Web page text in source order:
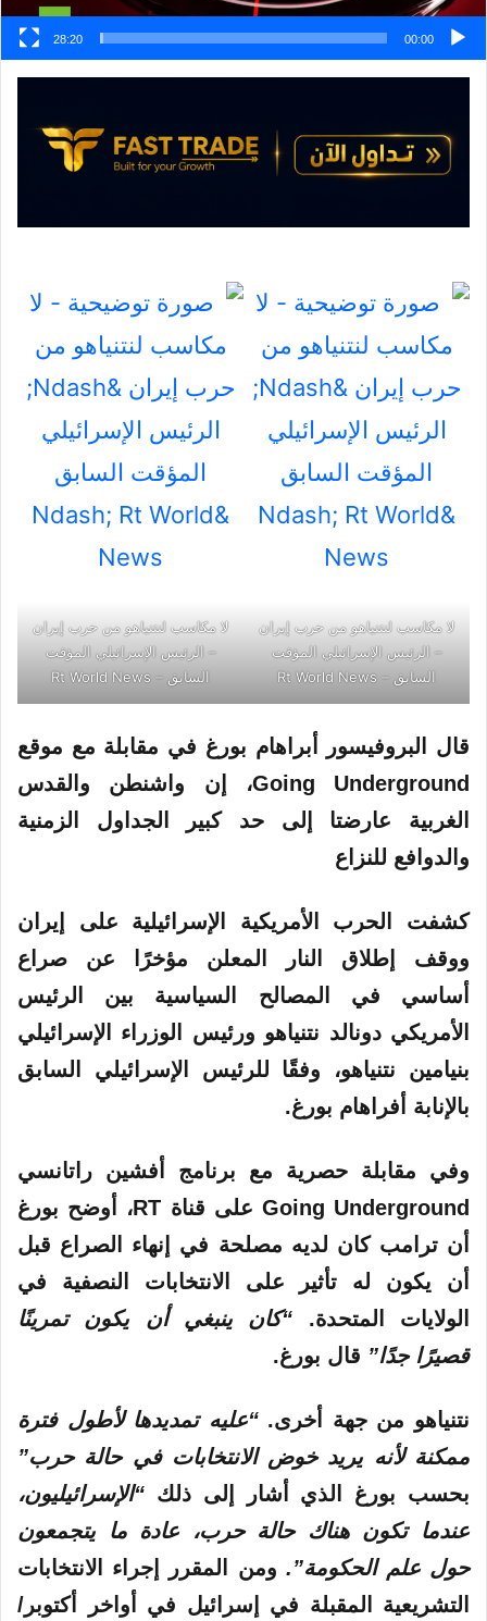
00:00
28:20
لا مكاسب لنتنياهو من حرب إيران
– الرئيس الإسرائيلي المؤقت
السابق – Rt World News
لا مكاسب لنتنياهو من حرب إيران
– الرئيس الإسرائيلي المؤقت
السابق – Rt World News
قال البروفيسور أبراهام بورغ في مقابلة مع موقع
Going Underground، إن واشنطن والقدس
الغربية عارضتا إلى حد كبير الجداول الزمنية
والدوافع للنزاع
كشفت الحرب الأمريكية الإسرائيلية على
إيران
ووقف إطلاق النار المعلن مؤخرًا عن صراع
أساسي في المصالح السياسية بين الرئيس
الأمريكي دونالد نتنياهو ورئيس الوزراء الإسرائيلي
بنيامين نتنياهو، وفقًا للرئيس الإسرائيلي السابق
بالإنابة أفراهام بورغ.
وفي مقابلة حصرية مع برنامج أفشين راتانسي
Going Underground على قناة RT، أوضح بورغ
أن ترامب كان لديه مصلحة في إنهاء الصراع قبل
أن يكون له تأثير على
الانتخابات النصفية في
الولايات المتحدة. “كان ينبغي أن يكون تمرينًا
قصيرًا جدًا” قال بورغ.
نتنياهو من جهة أخرى.“عليه تمديدها لأطول فترة
ممكنة لأنه يريد خوض الانتخابات في حالة حرب”
بحسب بورغ الذي أشار إلى ذلك “الإسرائيليون،
عندما تكون هناك حالة حرب، عادة ما يتجمعون
حول علم الحكومة”. ومن المقرر إجراء الانتخابات
التشريعية المقبلة في إسرائيل في أواخر أكتوبر/